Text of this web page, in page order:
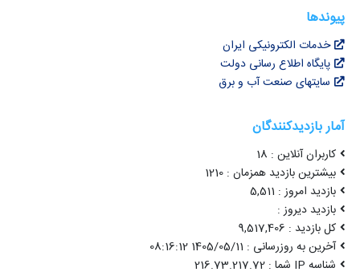
پیوندها
خدمات الکترونیکی ایران
پایگاه اطلاع رسانی دولت
سایتهای صنعت آب و برق
آمار بازدیدکنندگان
کاربران آنلاین : 18
بیشترین بازدید همزمان : 1210
بازدید امروز : 5,511
بازدید دیروز :
کل بازدید : 9,517,406
آخرین به روزرسانی : 1405/05/11 08:16:12
شناسه IP شما : 216.73.217.72